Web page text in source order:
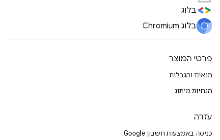
בלוג
בלוג Chromium
פרטי המוצר
תנאים והגבלות
הנחיות מיתוג
עזרה
כניסה באמצעות חשבון Google